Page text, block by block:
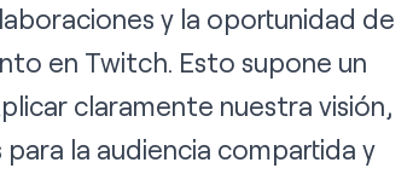
y la oportunidad de
en Twitch. Esto supone un
claramente nuestra visión,
la audiencia compartida y